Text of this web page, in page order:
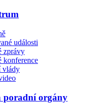
události
zprávy
konference
vlády
poradní orgány